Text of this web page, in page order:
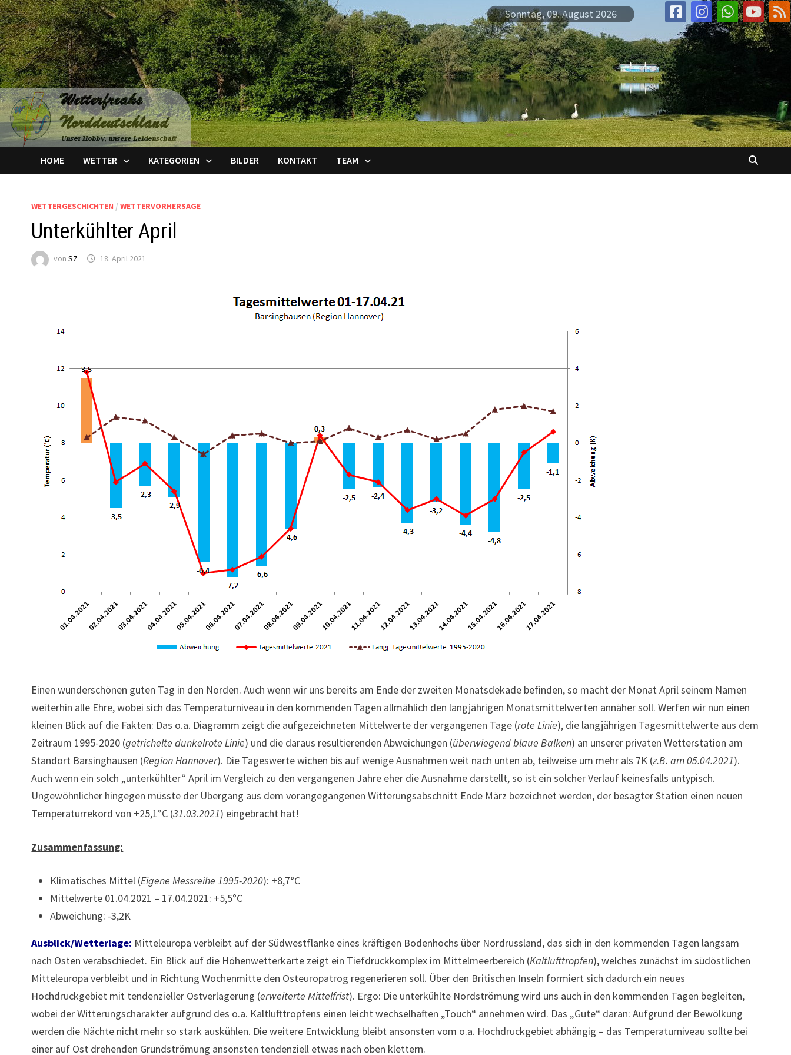
Zum
Inhalt
springen
Sonntag, 09. August 2026
HOME WETTER KATEGORIEN BILDER KONTAKT TEAM
WETTERGESCHICHTEN /WETTERVORHERSAGE
Unterkühlter April
vonSZ 18. April 2021
Einen wunderschönen guten Tag in den Norden. Auch wenn wir uns bereits am Ende der zweiten Monatsdekade befinden, so macht der Monat April seinem Namen
weiterhin alle Ehre, wobei sich das Temperaturniveau in den kommenden Tagen allmählich den langjährigen Monatsmittelwerten annäher soll. Werfen wir nun einen
kleinen Blick auf die Fakten: Das o.a. Diagramm zeigt die aufgezeichneten Mittelwerte der vergangenen Tage (rote Linie), die langjährigen Tagesmittelwerte aus dem
Zeitraum 1995-2020 (getrichelte dunkelrote Linie) und die daraus resultierenden Abweichungen (überwiegend blaue Balken) an unserer privaten Wetterstation am
Standort Barsinghausen (Region Hannover). Die Tageswerte wichen bis auf wenige Ausnahmen weit nach unten ab, teilweise um mehr als 7K (z.B. am 05.04.2021).
Auch wenn ein solch „unterkühlter“ April im Vergleich zu den vergangenen Jahre eher die Ausnahme darstellt, so ist ein solcher Verlauf keinesfalls untypisch.
Ungewöhnlicher hingegen müsste der Übergang aus dem vorangegangenen Witterungsabschnitt Ende März bezeichnet werden, der besagter Station einen neuen
Temperaturrekord von +25,1°C (31.03.2021) eingebracht hat!
Zusammenfassung:
Klimatisches Mittel (Eigene Messreihe 1995-2020): +8,7°C
Mittelwerte 01.04.2021 – 17.04.2021: +5,5°C
Abweichung: -3,2K
Ausblick/Wetterlage: Mitteleuropa verbleibt auf der Südwestflanke eines kräftigen Bodenhochs über Nordrussland, das sich in den kommenden Tagen langsam
nach Osten verabschiedet. Ein Blick auf die Höhenwetterkarte zeigt ein Tiefdruckkomplex im Mittelmeerbereich (Kaltlufttropfen), welches zunächst im südöstlichen
Mitteleuropa verbleibt und in Richtung Wochenmitte den Osteuropatrog regenerieren soll. Über den Britischen Inseln formiert sich dadurch ein neues
Hochdruckgebiet mit tendenzieller Ostverlagerung (erweiterte Mittelfrist). Ergo: Die unterkühlte Nordströmung wird uns auch in den kommenden Tagen begleiten,
wobei der Witterungscharakter aufgrund des o.a. Kaltlufttropfens einen leicht wechselhaften „Touch“ annehmen wird. Das „Gute“ daran: Aufgrund der Bewölkung
werden die Nächte nicht mehr so stark auskühlen. Die weitere Entwicklung bleibt ansonsten vom o.a. Hochdruckgebiet abhängig – das Temperaturniveau sollte bei
einer auf Ost drehenden Grundströmung ansonsten tendenziell etwas nach oben klettern.